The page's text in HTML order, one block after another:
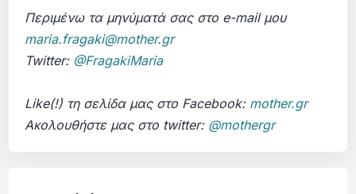
Περιμένω τα μηνύματά σας στο e-mail μου
maria.fragaki@mother.gr
Twitter: @FragakiMaria
Like(!) τη σελίδα μας στο Facebook: mother.gr
Ακολουθήστε μας στο twitter: @mothergr